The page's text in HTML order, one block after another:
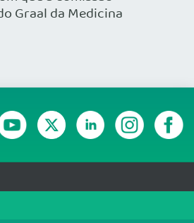
Graal da Medicina